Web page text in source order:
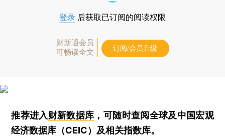
登录 后获取已订阅的阅读权限
财新通会员
可畅读全文
订阅/会员升级
推荐进入财新数据库 ，可随时查阅全球及中国宏观
经济数据库（CEIC）及相关指数库。